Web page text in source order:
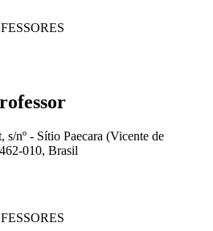
nº - Sítio Paecara (Vicente de
010, Brasil